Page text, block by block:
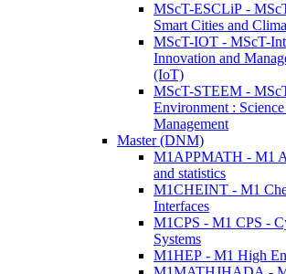
MScT-ESCLiP -
Smart Cities and
MScT-IOT - MScT-
Innovation and
(IoT)
MScT-STEEM -
Environment :
Management
Master (DNM)
M1APPMATH - M1
and statistics
M1CHEINT - M1
Interfaces
M1CPS - M1 CPS -
Systems
M1HEP - M1 High